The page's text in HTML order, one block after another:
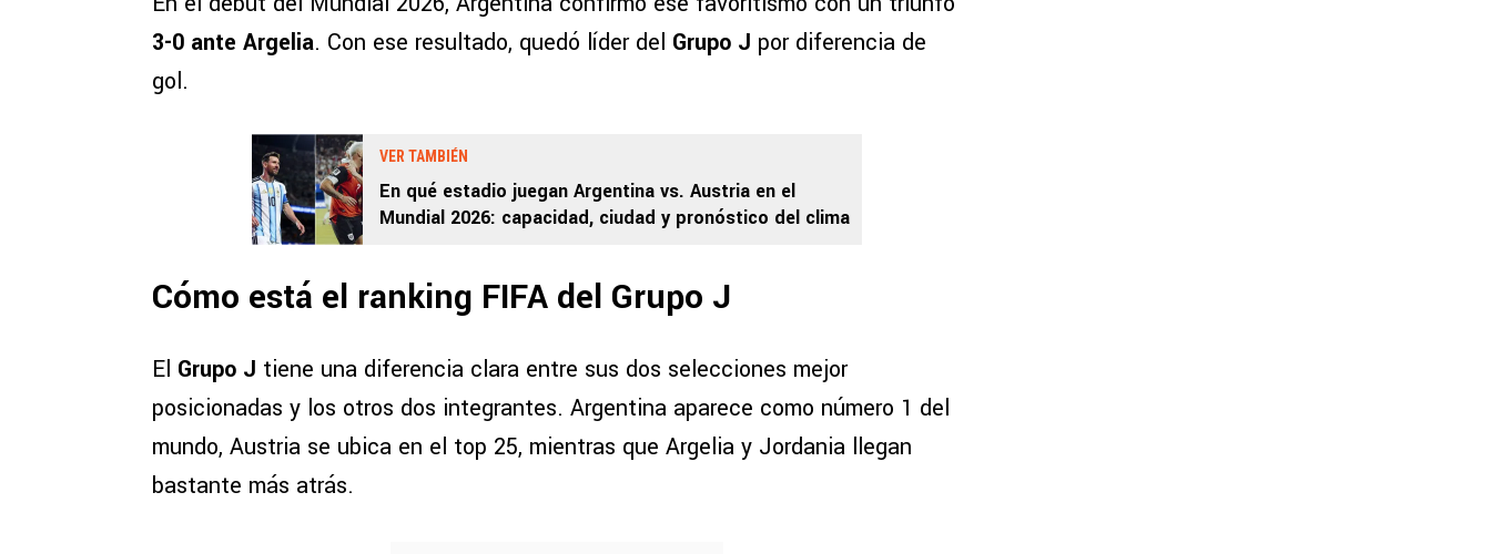
3-0 ante Argelia. Con ese resultado, quedó líder del Grupo J por diferencia de
gol.
VER TAMBIÉN
En qué estadio juegan Argentina vs. Austria en el
Mundial 2026: capacidad, ciudad y pronóstico del clima
Cómo está el ranking FIFA del Grupo J
El Grupo J tiene una diferencia clara entre sus dos selecciones mejor
posicionadas y los otros dos integrantes. Argentina aparece como número 1 del
mundo, Austria se ubica en el top 25, mientras que Argelia y Jordania llegan
bastante más atrás.